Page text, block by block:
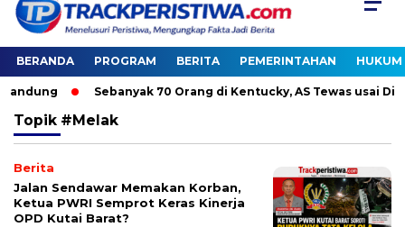
BERANDA PROGRAM BERITA PEMERINTAHAN HUKUM
Sebanyak 70 Orang di Kentucky, AS Tewas usai
Topik #Melak
Berita
Jalan Sendawar Memakan Korban,
Ketua PWRI Semprot Keras Kinerja
OPD Kutai Barat?